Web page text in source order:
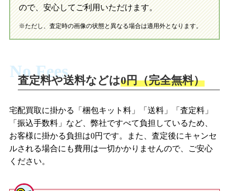
ので、安心してご利用いただけます。
※ただし、査定時の画像の状態と異なる場合は適用外となります。
No Fees
査定料や送料などは0円（完全無料）
宅配買取に掛かる「梱包キット料」「送料」「査定料」
「振込手数料」など、弊社ですべて負担しているため、
お客様に掛かる負担は0円です。また、査定後にキャンセ
ルされる場合にも費用は一切かかりませんので、ご安心
ください。